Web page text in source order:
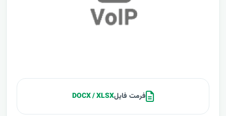
فرمت فایلDOCX / XLSX